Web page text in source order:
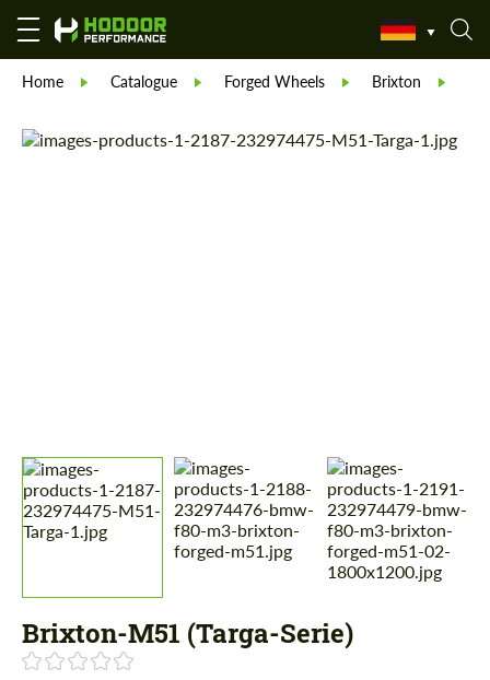
Home Catalogue Forged Wheels Brixton
Brixton-M51 (Targa-Serie)